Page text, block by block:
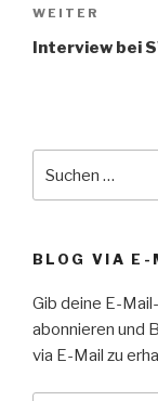
Nächster
Beitrag
WEITER
Interview bei
nach:
BLOG VIA E-
Gib deine E-
abonnieren und
via E-Mail zu